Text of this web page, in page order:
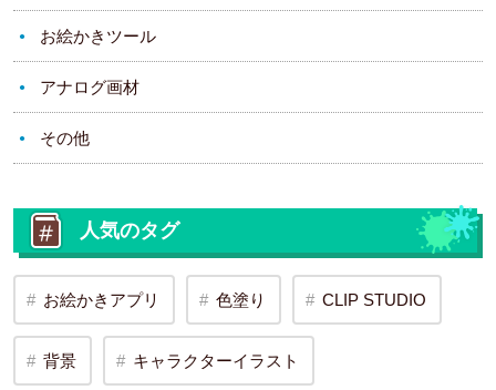
お絵かきツール
アナログ画材
その他
人気のタグ
お絵かきアプリ 色塗り CLIP STUDIO
背景 キャラクターイラスト